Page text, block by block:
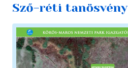
Sző-réti tanösvény